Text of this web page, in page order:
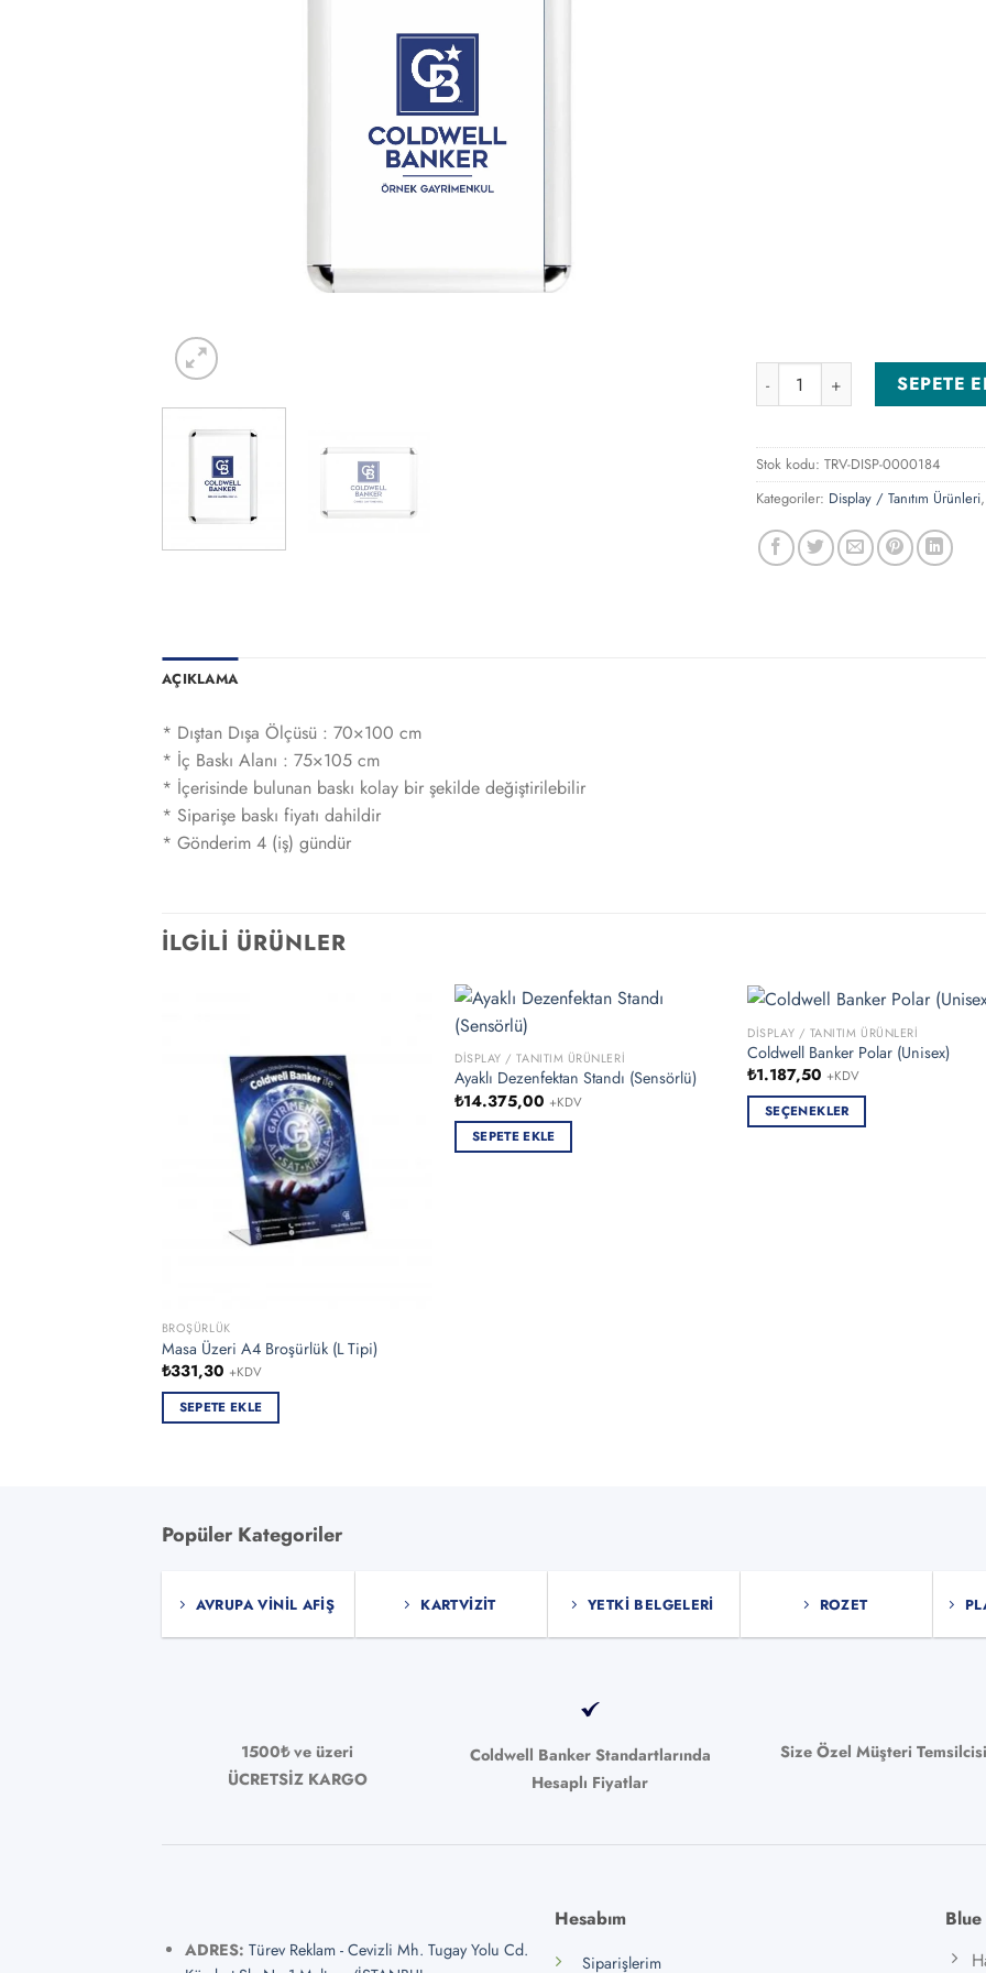
70x100cm Alüminyum Rondo
SEPETE
Stok kodu: TRV-DISP-0000184
Kategoriler: Display / Tanıtım Ürünleri,
AÇIKLAMA
* Dıştan Dışa Ölçüsü : 70×100 cm
* İç Baskı Alanı : 75×105 cm
* İçerisinde bulunan baskı kolay bir şekilde değiştirilebilir
* Siparişe baskı fiyatı dahildir
* Gönderim 4 (iş) gündür
İLGILI ÜRÜNLER
BROŞÜRLÜK
Masa Üzeri A4 Broşürlük (L Tipi)
₺331,30 +KDV
SEPETE EKLE
DISPLAY / TANITIM ÜRÜNLERI
Ayaklı Dezenfektan Standı (Sensörlü)
₺14.375,00 +KDV
SEPETE EKLE
DISPLAY / TANITIM ÜRÜNLERI
Coldwell Banker Polar (Unisex)
₺1.187,50 +KDV
SEÇENEKLER
Popüler Kategoriler
AVRUPA VINIL AFIŞ KARTVIZIT YETKI BELGELERI ROZET
1500₺ ve üzeri
ÜCRETSİZ KARGO
Coldwell Banker Standartlarında
Hesaplı Fiyatlar
Size Özel Müşteri Temsilcisi
ADRES: Türev Reklam - Cevizli Mh. Tugay Yolu Cd.
Hesabım
Siparişlerim